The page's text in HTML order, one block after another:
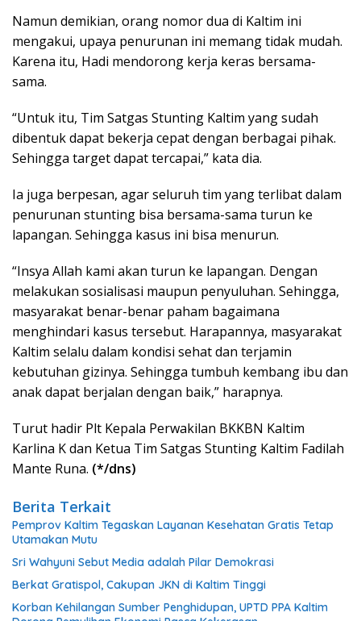
Namun demikian, orang nomor dua di Kaltim ini
mengakui, upaya penurunan ini memang tidak mudah.
Karena itu, Hadi mendorong kerja keras bersama-
sama.
“Untuk itu, Tim Satgas Stunting Kaltim yang sudah
dibentuk dapat bekerja cepat dengan berbagai pihak.
Sehingga target dapat tercapai,” kata dia.
Ia juga berpesan, agar seluruh tim yang terlibat dalam
penurunan stunting bisa bersama-sama turun ke
lapangan. Sehingga kasus ini bisa menurun.
“Insya Allah kami akan turun ke lapangan. Dengan
melakukan sosialisasi maupun penyuluhan. Sehingga,
masyarakat benar-benar paham bagaimana
menghindari kasus tersebut. Harapannya, masyarakat
Kaltim selalu dalam kondisi sehat dan terjamin
kebutuhan gizinya. Sehingga tumbuh kembang ibu dan
anak dapat berjalan dengan baik,” harapnya.
Turut hadir Plt Kepala Perwakilan BKKBN Kaltim
Karlina K dan Ketua Tim Satgas Stunting Kaltim Fadilah
Mante Runa. (*/dns)
Berita Terkait
Pemprov Kaltim Tegaskan Layanan Kesehatan Gratis Tetap
Utamakan Mutu
Sri Wahyuni Sebut Media adalah Pilar Demokrasi
Berkat Gratispol, Cakupan JKN di Kaltim Tinggi
Korban Kehilangan Sumber Penghidupan, UPTD PPA Kaltim